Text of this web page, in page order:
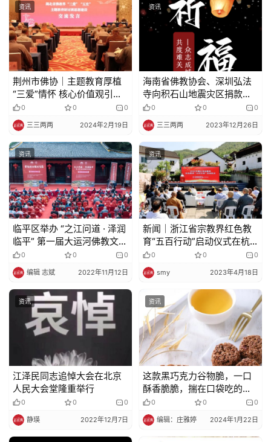
资讯
荆州市佛协｜主题教育厚植
“三爱”情怀 核心价值观引领
“荆州实践”
0 0 0
三三两两 2024年2月19日
资讯
海南省佛教协会、深圳弘法
寺向积石山地震灾区捐款
100万元
0 0 0
三三两两 2023年12月26日
资讯
临平区举办 “之江问道 · 泽润
临平” 第一届大运河佛教文化
论坛
0 0 0
编辑 志斌 2022年11月12日
资讯
新闻｜浙江省宗教界红色教
育“五百行动”启动仪式在杭
州余杭举行
0 0 0
smy 2023年4月18日
资讯
江泽民同志追悼大会在北京
人民大会堂隆重举行
0 0 0
静瑛 2022年12月7日
资讯
这款黑巧克力谷物脆，一口
酥香脆脆，揣在口袋吃的网
红零食，怎么吃都不胖！
0 0 0
编辑：庄雅婷 2024年1月22日